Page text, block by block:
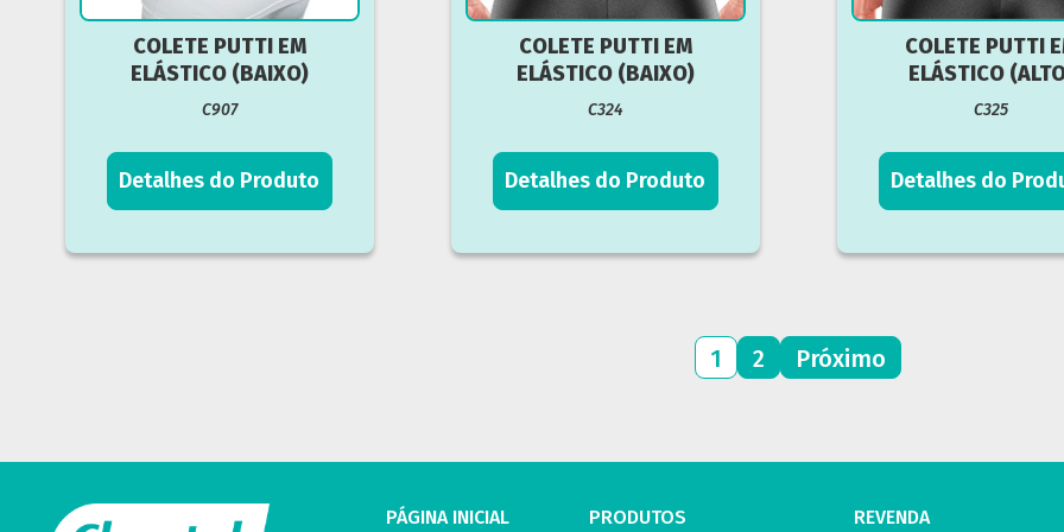
COLETE PUTTI EM
ELÁSTICO (BAIXO)
C907
Detalhes do Produto
COLETE PUTTI EM
ELÁSTICO (BAIXO)
C324
Detalhes do Produto
COLETE PUTTI
ELÁSTICO
C325
Detalhes do
Paginação
posts
1 2 Próximo
PÁGINA INICIAL PRODUTOS REVENDA